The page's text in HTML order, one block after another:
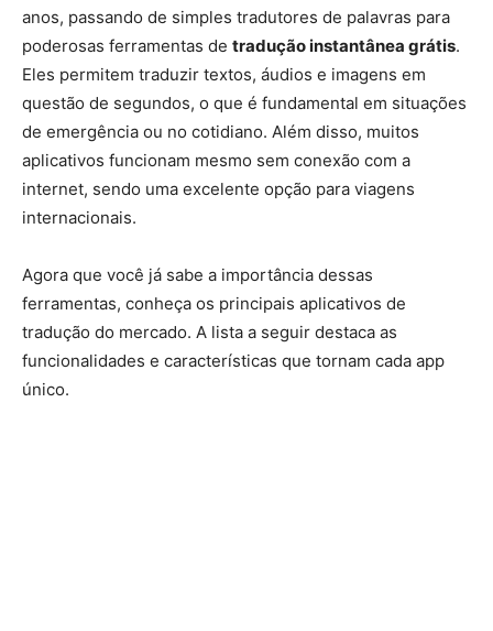
anos, passando de simples tradutores de palavras para
poderosas ferramentas de tradução instantânea grátis.
Eles permitem traduzir textos, áudios e imagens em
questão de segundos, o que é fundamental em situações
de emergência ou no cotidiano. Além disso, muitos
aplicativos funcionam mesmo sem conexão com a
internet, sendo uma excelente opção para viagens
internacionais.
Agora que você já sabe a importância dessas
ferramentas, conheça os principais aplicativos de
tradução do mercado. A lista a seguir destaca as
funcionalidades e características que tornam cada app
único.